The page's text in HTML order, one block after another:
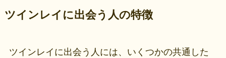
ツインレイに出会う人の特徴
ツインレイに出会う人には、いくつかの共通した